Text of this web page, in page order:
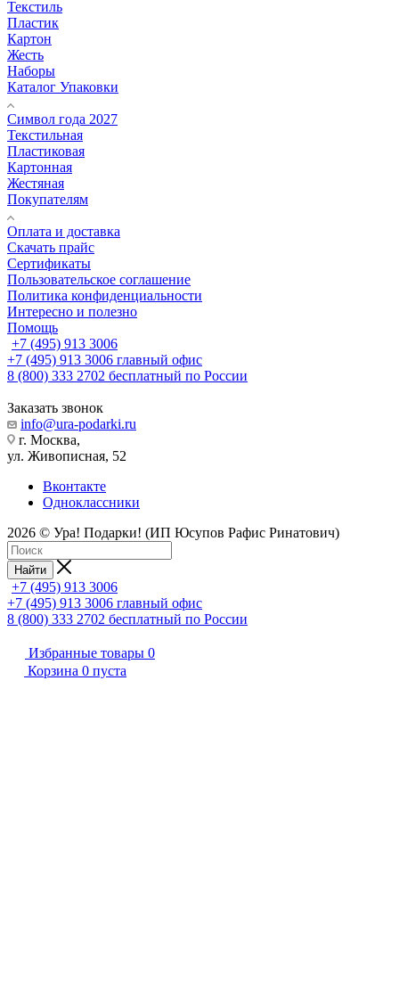
Текстиль
Пластик
Картон
Жесть
Наборы
Каталог Упаковки
Символ года 2027
Текстильная
Пластиковая
Картонная
Жестяная
Покупателям
Оплата и доставка
Скачать прайс
Сертификаты
Пользовательское соглашение
Политика конфиденциальности
Интересно и полезно
Помощь
+7 (495) 913 3006
+7 (495) 913 3006 главный офис
8 (800) 333 2702 бесплатный по России
Заказать звонок
info@ura-podarki.ru
г. Москва,
ул. Живописная, 52
Вконтакте
Одноклассники
2026 © Ура! Подарки! (ИП Юсупов Рафис Ринатович)
Найти
+7 (495) 913 3006
+7 (495) 913 3006 главный офис
8 (800) 333 2702 бесплатный по России
Избранные товары 0
Корзина 0 пуста